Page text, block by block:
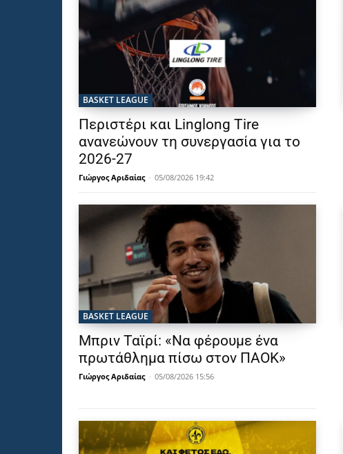
BASKET LEAGUE
Περιστέρι και Linglong Tire
ανανεώνουν τη συνεργασία για το
2026-27
Γιώργος Αριδαίας - 05/08/2026 19:42
BASKET LEAGUE
Μπριν Ταϊρί: «Να φέρουμε ένα
πρωτάθλημα πίσω στον ΠΑΟΚ»
Γιώργος Αριδαίας - 05/08/2026 15:56